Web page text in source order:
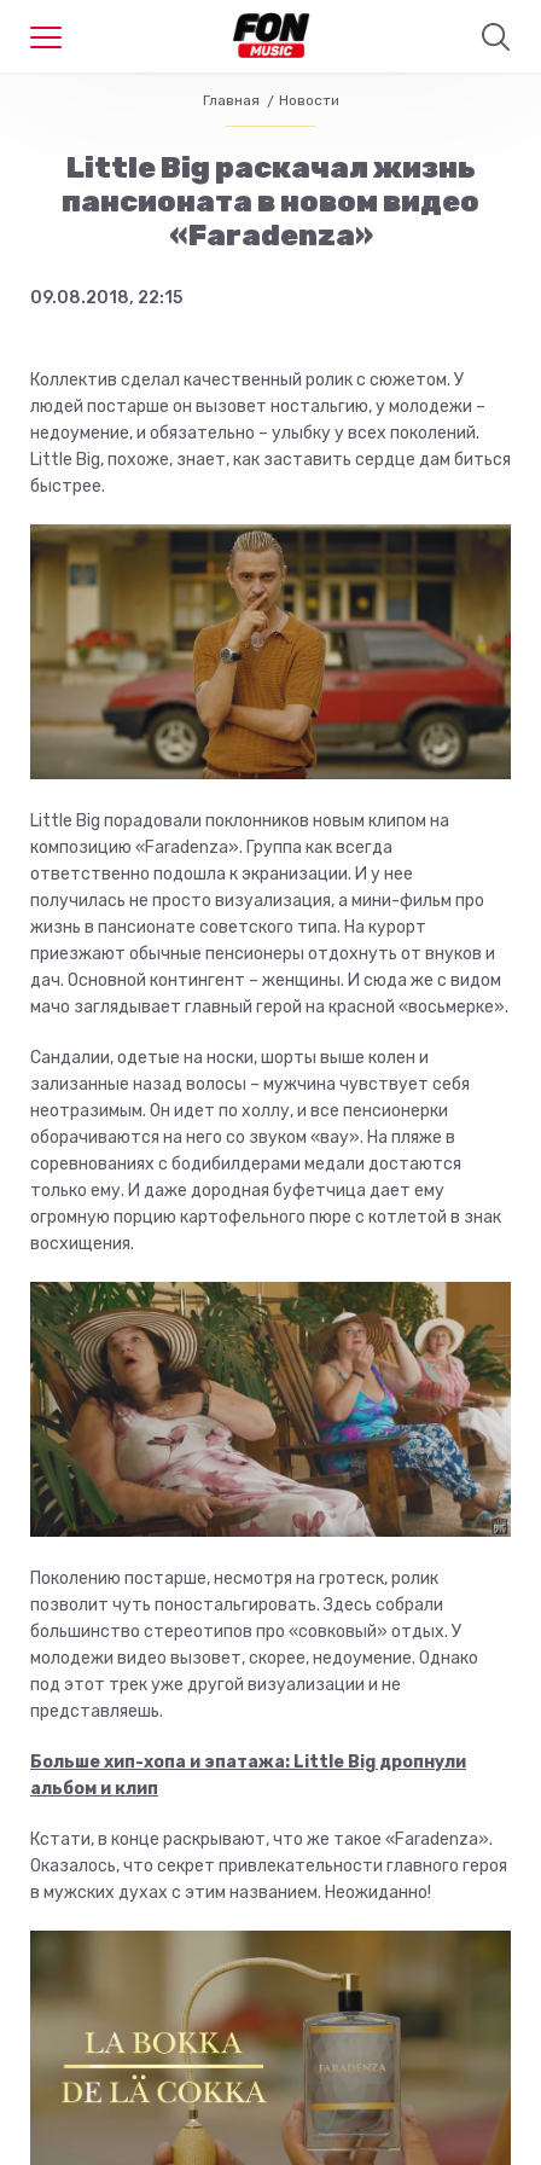
Главная Новости
Little Big раскачал жизнь
пансионата в новом видео
«Faradenza»
09.08.2018, 22:15
Коллектив сделал качественный ролик с сюжетом. У
людей постарше он вызовет ностальгию, у молодежи –
недоумение, и обязательно – улыбку у всех поколений.
Little Big, похоже, знает, как заставить сердце дам биться
быстрее.
Little Big порадовали поклонников новым клипом на
композицию «Faradenza». Группа как всегда
ответственно подошла к экранизации. И у нее
получилась не просто визуализация, а мини-фильм про
жизнь в пансионате советского типа. На курорт
приезжают обычные пенсионеры отдохнуть от внуков и
дач. Основной контингент – женщины. И сюда же с видом
мачо заглядывает главный герой на красной «восьмерке».
Сандалии, одетые на носки, шорты выше колен и
зализанные назад волосы – мужчина чувствует себя
неотразимым. Он идет по холлу, и все пенсионерки
оборачиваются на него со звуком «вау». На пляже в
соревнованиях с бодибилдерами медали достаются
только ему. И даже дородная буфетчица дает ему
огромную порцию картофельного пюре с котлетой в знак
восхищения.
Поколению постарше, несмотря на гротеск, ролик
позволит чуть поностальгировать. Здесь собрали
большинство стереотипов про «совковый» отдых. У
молодежи видео вызовет, скорее, недоумение. Однако
под этот трек уже другой визуализации и не
представляешь.
Больше хип-хопа и эпатажа: Little Big дропнули
альбом и клип
Кстати, в конце раскрывают, что же такое «Faradenza».
Оказалось, что секрет привлекательности главного героя
в мужских духах с этим названием. Неожиданно!